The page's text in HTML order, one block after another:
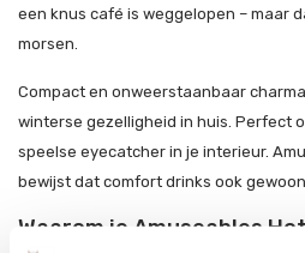
een knus café is weggelopen – maar
morsen.
Compact en onweerstaanbaar
winterse gezelligheid in huis. Perfect
speelse eyecatcher in je interieur.
bewijst dat comfort drinks ook
Waarom je Amuseables